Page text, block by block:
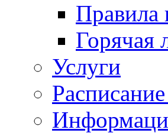
Правила
Горячая
Услуги